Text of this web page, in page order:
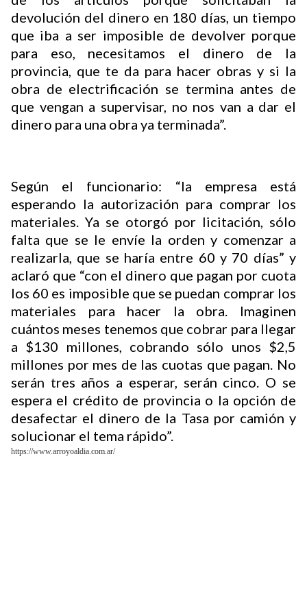
devolución del dinero en 180 días, un tiempo
que iba a ser imposible de devolver porque
para eso, necesitamos el dinero de la
provincia, que te da para hacer obras y si la
obra de electrificación se termina antes de
que vengan a supervisar, no nos van a dar el
dinero para una obra ya terminada”.
Según el funcionario: “la empresa está
esperando la autorización para comprar los
materiales. Ya se otorgó por licitación, sólo
falta que se le envíe la orden y comenzar a
realizarla, que se haría entre 60 y 70 días” y
aclaró que “con el dinero que pagan por cuota
los 60 es imposible que se puedan comprar los
materiales para hacer la obra. Imaginen
cuántos meses tenemos que cobrar para llegar
a $130 millones, cobrando sólo unos $2,5
millones por mes de las cuotas que pagan. No
serán tres años a esperar, serán cinco. O se
espera el crédito de provincia o la opción de
desafectar el dinero de la Tasa por camión y
solucionar el tema rápido”.
https://www.arroyoaldia.com.ar/